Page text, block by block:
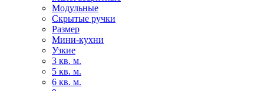
Модульные
Скрытые ручки
Размер
Мини-кухни
Узкие
3 кв. м.
5 кв. м.
6 кв. м.